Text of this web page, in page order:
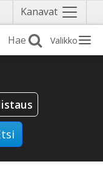
Kanavat Näytä
valikko
Valikko